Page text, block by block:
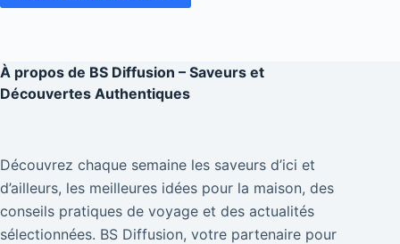
À propos de BS Diffusion – Saveurs et
Découvertes Authentiques
Découvrez chaque semaine les saveurs d’ici et
d’ailleurs, les meilleures idées pour la maison, des
conseils pratiques de voyage et des actualités
sélectionnées. BS Diffusion, votre partenaire pour